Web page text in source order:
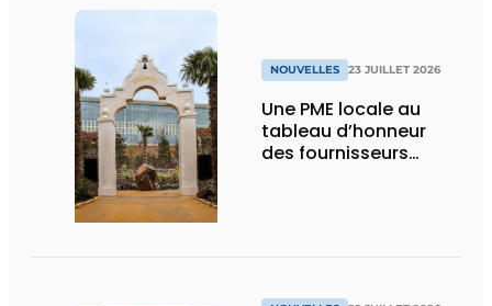
NOUVELLES 23 JUILLET 2026
Une PME locale au
tableau d’honneur
des fournisseurs